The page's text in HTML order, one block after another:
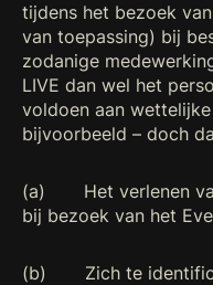
tijdens het bezoek
van toepassing) bij
zodanige
LIVE dan wel het
voldoen aan
bijvoorbeeld – doch
(a) Het verlenen
bij bezoek van het
(b) Zich te